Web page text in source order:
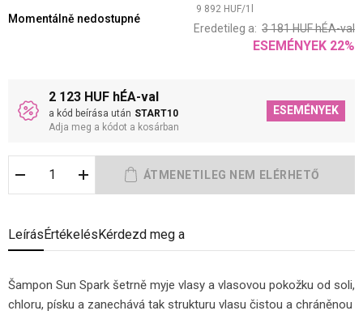
Momentálně nedostupné
9 892 HUF/1
Eredetileg a: 3 181HUFhÉA-val
ESEMÉNYEK 22%
2 123 HUF hÉA-val
a kód beírása után START10
Adja meg a kódot a kosárban
ESEMÉNYEK
LeírásÉrtékelésKérdezd meg a
Šampon Sun Spark šetrně myje vlasy a vlasovou pokožku od soli,
chloru, písku a zanechává tak strukturu vlasu čistou a chráněnou